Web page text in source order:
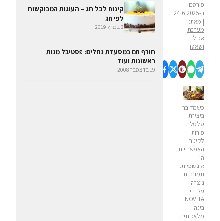
פורסם
ב-24.6.2025
| מאת:
מערכת
אכול
ושאטו
כשמדובר
ביצירת
סלסלת
פירות
לקינוח
האפשרויות
הן
אינסופיות.
תמונה זו
נוצרה
על ידי
NOVITA
בינה
מלאכותית
קינוח לכל חג – העוגות המבוקשות
לפי חג
3 במרץ 2019
חורף חם במסעדת נחלים: פסטיבל מנות
ראשונות ועוד
19 בדצמבר 2008